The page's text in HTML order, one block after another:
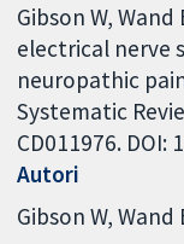
Gibson W,
electrical nerve
neuropathic
Systematic
CD011976. DOI:
Autori
Gibson W Wand